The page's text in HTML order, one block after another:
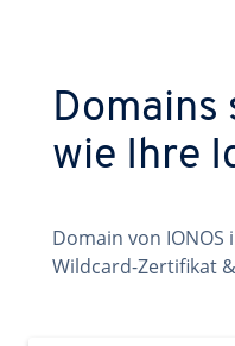
Domains
wie Ihre
Domain von IONOS
Wildcard-Zertifikat